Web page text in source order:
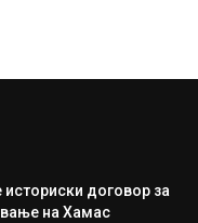
историски договор за
на Хамас